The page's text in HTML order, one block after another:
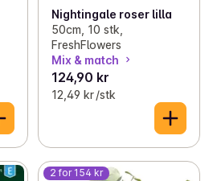
Nightingale roser lilla
50cm, 10 stk,
FreshFlowers
Mix & match
124,90 kr
12,49 kr /stk
2 for 154 kr